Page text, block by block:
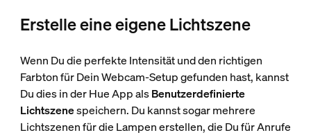
Erstelle eine eigene Lichtszene
Wenn Du die perfekte Intensität und den richtigen
Farbton für Dein Webcam-Setup gefunden hast, kannst
Du dies in der Hue App alsBenutzerdefinierte
Lichtszenespeichern. Du kannst sogar mehrere
Lichtszenen für die Lampen erstellen, die Du für Anrufe